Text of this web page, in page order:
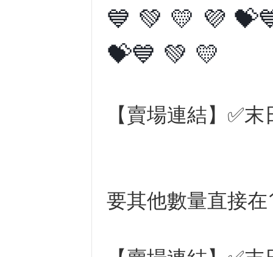
💙 💚 💛 💜
💝💙 💚 💛
【賣場連結】 ✅末
要其他數量直接